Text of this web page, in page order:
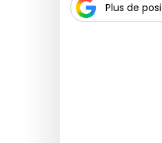
Plus de